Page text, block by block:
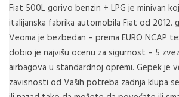
Fiat 500L gorivo benzin + LPG je minivan
italijanska fabrika automobila Fiat od 2012.
Veoma je bezbedan – prema EURO NCAP
dobio je najvišu ocenu za sigurnost – 5
airbagova u standardnoj opremi. Gepek je
zavisnosti od Vaših potreba zadnja klupa